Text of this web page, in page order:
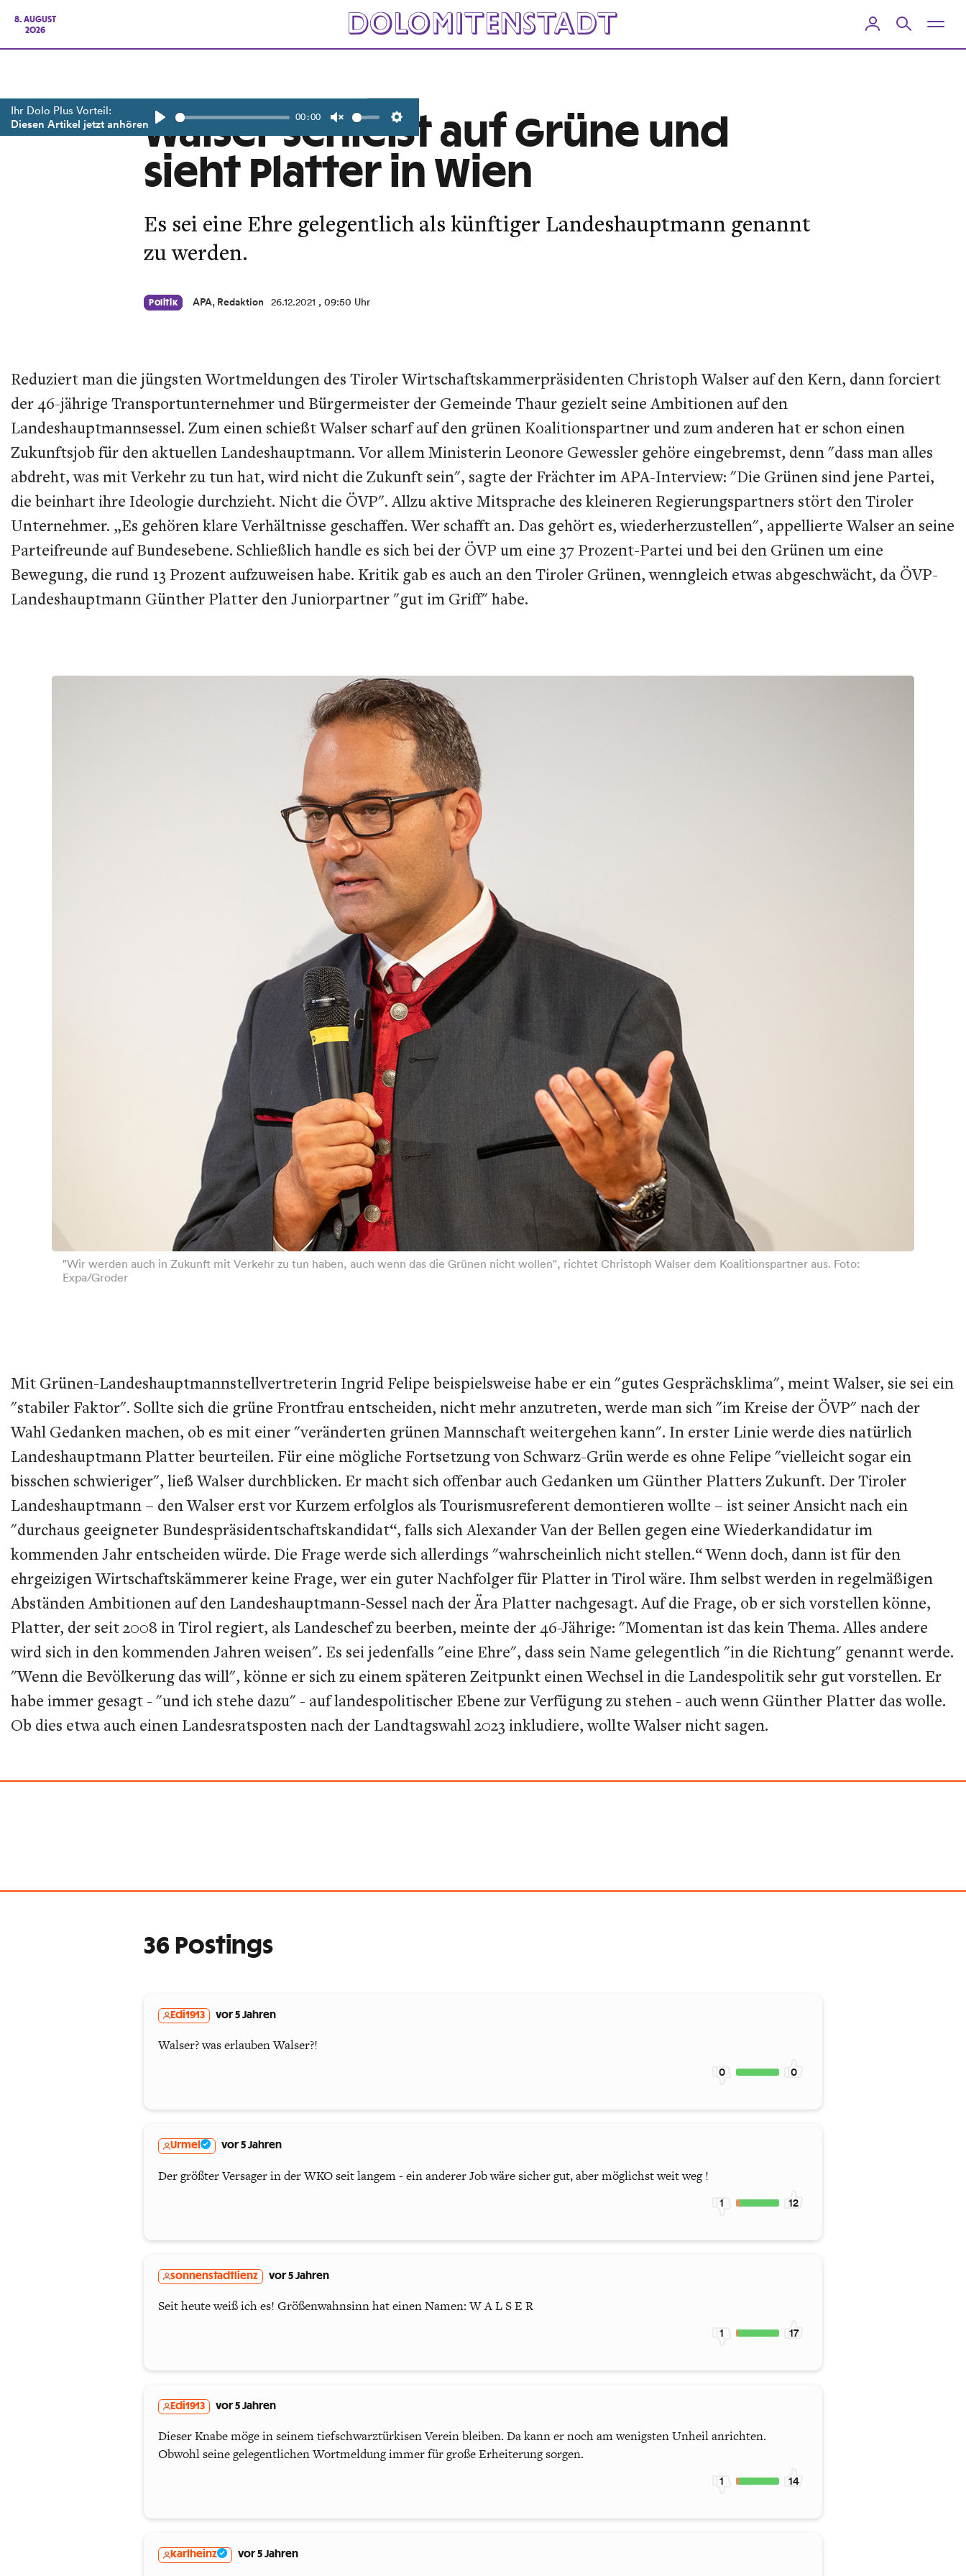
8. AUGUST
2026
Ihr Dolo Plus Vorteil:
Diesen Artikel jetzt anhören 00:00
Walser schießt auf Grüne und
sieht Platter in Wien
Es sei eine Ehre gelegentlich als künftiger Landeshauptmann genannt
zu werden.
Politik APA, Redaktion 26.12.2021 , 09:50 Uhr
Reduziert man die jüngsten Wortmeldungen des Tiroler Wirtschaftskammerpräsidenten Christoph Walser auf den Kern, dann forciert
der 46-jährige Transportunternehmer und Bürgermeister der Gemeinde Thaur gezielt seine Ambitionen auf den
Landeshauptmannsessel. Zum einen schießt Walser scharf auf den grünen Koalitionspartner und zum anderen hat er schon einen
Zukunftsjob für den aktuellen Landeshauptmann. Vor allem Ministerin Leonore Gewessler gehöre eingebremst, denn "dass man alles
abdreht, was mit Verkehr zu tun hat, wird nicht die Zukunft sein", sagte der Frächter im APA-Interview: "Die Grünen sind jene Partei,
die beinhart ihre Ideologie durchzieht. Nicht die ÖVP". Allzu aktive Mitsprache des kleineren Regierungspartners stört den Tiroler
Unternehmer. „Es gehören klare Verhältnisse geschaffen. Wer schafft an. Das gehört es, wiederherzustellen", appellierte Walser an seine
Parteifreunde auf Bundesebene. Schließlich handle es sich bei der ÖVP um eine 37 Prozent-Partei und bei den Grünen um eine
Bewegung, die rund 13 Prozent aufzuweisen habe. Kritik gab es auch an den Tiroler Grünen, wenngleich etwas abgeschwächt, da ÖVP-
Landeshauptmann Günther Platter den Juniorpartner "gut im Griff" habe.
"Wir werden auch in Zukunft mit Verkehr zu tun haben, auch wenn das die Grünen nicht wollen", richtet Christoph Walser dem Koalitionspartner aus. Foto:
Expa/Groder
Mit Grünen-Landeshauptmannstellvertreterin Ingrid Felipe beispielsweise habe er ein "gutes Gesprächsklima", meint Walser, sie sei ein
"stabiler Faktor". Sollte sich die grüne Frontfrau entscheiden, nicht mehr anzutreten, werde man sich "im Kreise der ÖVP" nach der
Wahl Gedanken machen, ob es mit einer "veränderten grünen Mannschaft weitergehen kann". In erster Linie werde dies natürlich
Landeshauptmann Platter beurteilen. Für eine mögliche Fortsetzung von Schwarz-Grün werde es ohne Felipe "vielleicht sogar ein
bisschen schwieriger", ließ Walser durchblicken. Er macht sich offenbar auch Gedanken um Günther Platters Zukunft. Der Tiroler
Landeshauptmann – den Walser erst vor Kurzem erfolglos als Tourismusreferent demontieren wollte – ist seiner Ansicht nach ein
"durchaus geeigneter Bundespräsidentschaftskandidat“, falls sich Alexander Van der Bellen gegen eine Wiederkandidatur im
kommenden Jahr entscheiden würde. Die Frage werde sich allerdings "wahrscheinlich nicht stellen.“ Wenn doch, dann ist für den
ehrgeizigen Wirtschaftskämmerer keine Frage, wer ein guter Nachfolger für Platter in Tirol wäre. Ihm selbst werden in regelmäßigen
Abständen Ambitionen auf den Landeshauptmann-Sessel nach der Ära Platter nachgesagt. Auf die Frage, ob er sich vorstellen könne,
Platter, der seit 2008 in Tirol regiert, als Landeschef zu beerben, meinte der 46-Jährige: "Momentan ist das kein Thema. Alles andere
wird sich in den kommenden Jahren weisen". Es sei jedenfalls "eine Ehre", dass sein Name gelegentlich "in die Richtung" genannt werde.
"Wenn die Bevölkerung das will", könne er sich zu einem späteren Zeitpunkt einen Wechsel in die Landespolitik sehr gut vorstellen. Er
habe immer gesagt - "und ich stehe dazu" - auf landespolitischer Ebene zur Verfügung zu stehen - auch wenn Günther Platter das wolle.
Ob dies etwa auch einen Landesratsposten nach der Landtagswahl 2023 inkludiere, wollte Walser nicht sagen.
36 Postings
Edi1913 vor 5 Jahren
Walser? was erlauben Walser?!
0 0
Urmel vor 5 Jahren
Der größter Versager in der WKO seit langem - ein anderer Job wäre sicher gut, aber möglichst weit weg !
1 12
sonnenstadtlienz vor 5 Jahren
Seit heute weiß ich es! Größenwahnsinn hat einen Namen: W A L S E R
1 17
Edi1913 vor 5 Jahren
Dieser Knabe möge in seinem tiefschwarztürkisen Verein bleiben. Da kann er noch am wenigsten Unheil anrichten.
Obwohl seine gelegentlichen Wortmeldung immer für große Erheiterung sorgen.
1 14
karlheinz vor 5 Jahren